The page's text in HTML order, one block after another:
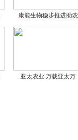
康能生物稳步推进助农
亚太农业 万载亚太万